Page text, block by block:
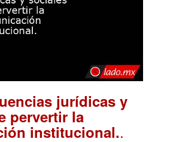
jurídicas y
pervertir la
institucional..